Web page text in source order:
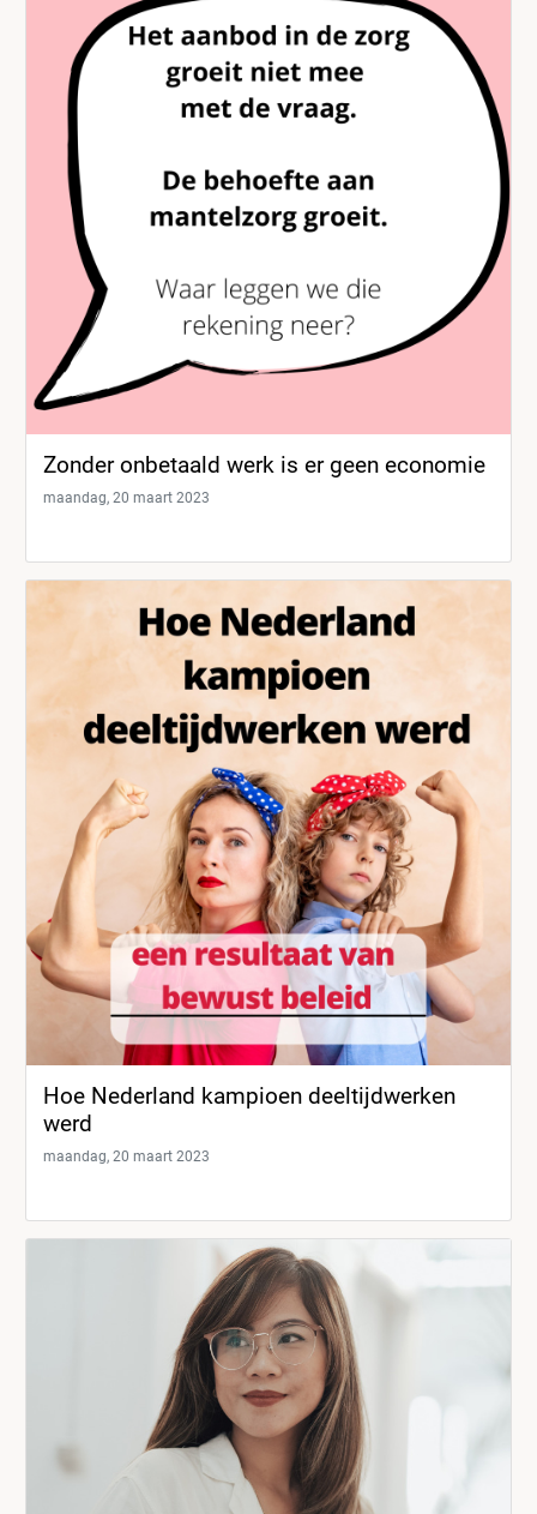
Zonder onbetaald werk is er geen economie
maandag, 20 maart 2023
Hoe Nederland kampioen deeltijdwerken
werd
maandag, 20 maart 2023